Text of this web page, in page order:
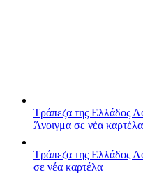
Τράπεζα της Ελλάδος
Άνοιγμα σε νέα καρτέλα
Τράπεζα της Ελλάδος
σε νέα καρτέλα